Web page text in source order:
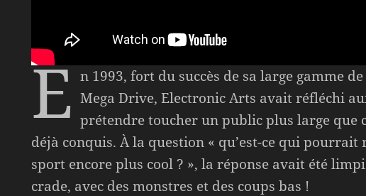
E n 1993, fort du succès de sa large gamme
Mega Drive, Electronic Arts avait réfléchi
prétendre toucher un public plus large que
déjà conquis. À la question « qu’est-ce qui pourrait
sport encore plus cool ? », la réponse avait été
crade, avec des monstres et des coups bas !